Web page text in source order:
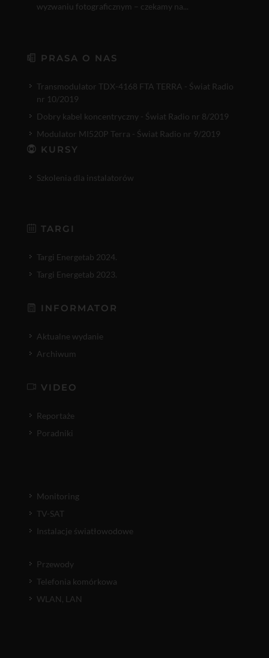
wyzwaniu fotograficznym – czekamy na...
PRASA O NAS
Transmodulator TDX-4168 FTA TERRA - Świat Radio
nr 10/2019
Dobry kabel koncentryczny - Świat Radio nr 8/2019
Modulator MI520P Terra - Świat Radio nr 9/2019
KURSY
Szkolenia dla instalatorów
TARGI
Targi Energetab 2024.
Targi Energetab 2023.
INFORMATOR
Aktualne wydanie
Archiwum
VIDEO
Reportaże
Poradniki
Monitoring
TV-SAT
Instalacje światłowodowe
Przewody
Telefonia komórkowa
WLAN, LAN